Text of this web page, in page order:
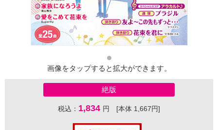
画像をタップすると拡大ができます。
絶版
税込： 1,834 円 [本体 1,667円]